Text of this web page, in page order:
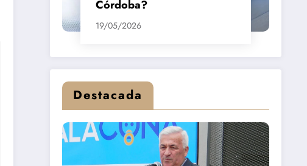
Córdoba?
19/05/2026
Destacada